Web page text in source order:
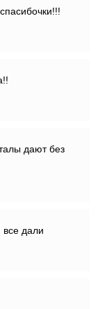
дают без
все дали